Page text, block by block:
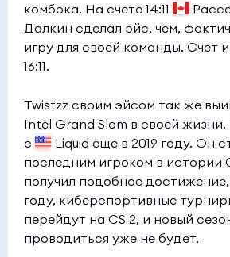
комбэка. На счете 14:11
Далкин сделал эйс, чем,
игру для своей команды. Счет
16:11.
Twistzz своим эйсом так же
Intel Grand Slam в своей
с
Liquid еще в 2019 году. Он
последним игроком в истории
получил подобное
году, киберспортивные
перейдут на CS 2, и новый
проводиться уже не будет.